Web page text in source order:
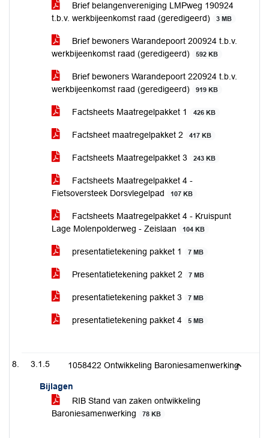
Brief belangenvereniging LMPweg 190924
t.b.v. werkbijeenkomst raad (geredigeerd)
3 MB
Brief bewoners Warandepoort 200924 t.b.v.
werkbijeenkomst raad (geredigeerd)
592 KB
Brief bewoners Warandepoort 220924 t.b.v.
werkbijeenkomst raad (geredigeerd)
919 KB
Factsheets Maatregelpakket 1 426 KB
Factsheet maatregelpakket 2 417 KB
Factsheets Maatregelpakket 3 243 KB
Factsheets Maatregelpakket 4 -
Fietsoversteek Dorsvlegelpad
107 KB
Factsheets Maatregelpakket 4 - Kruispunt
Lage Molenpolderweg - Zeislaan
104 KB
presentatietekening pakket 1 7 MB
Presentatietekening pakket 2 7 MB
presentatietekening pakket 3 7 MB
presentatietekening pakket 4 5 MB
3.1.5 1058422 Ontwikkeling Baroniesamenwerking
Bijlagen
RIB Stand van zaken ontwikkeling
Baroniesamenwerking
78 KB